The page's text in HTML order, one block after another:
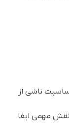
ناشی از
مهمی ایفا